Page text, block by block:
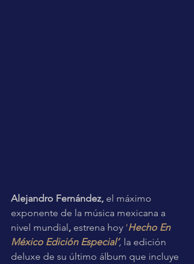
Alejandro Fernández, el máximo
exponente de la música mexicana a
nivel mundial, estrena hoy ‘Hecho En
México Edición Especial’, la edición
deluxe de su último álbum que incluye